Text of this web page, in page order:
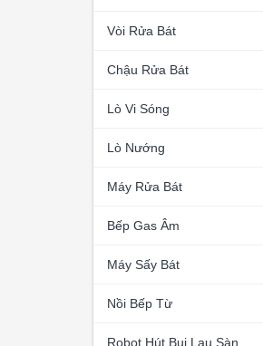
Vòi Rửa Bát
Chậu Rửa Bát
Lò Vi Sóng
Lò Nướng
Máy Rửa Bát
Bếp Gas Âm
Máy Sấy Bát
Nồi Bếp Từ
Robot Hút Bụi Lau Sàn